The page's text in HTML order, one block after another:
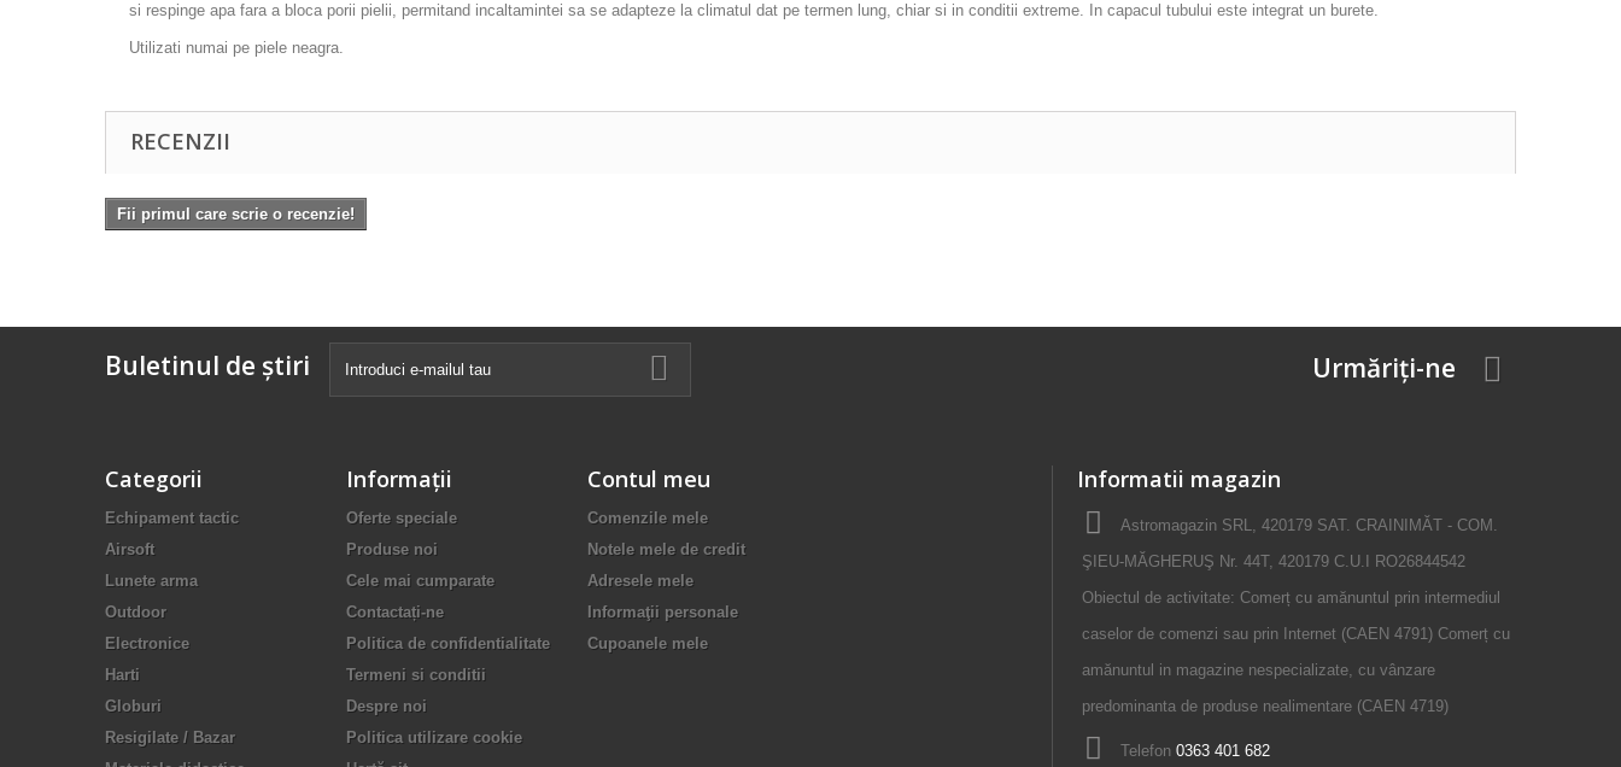
si respinge apa fara a bloca porii pielii, permitand incaltamintei sa se adapteze la climatul dat pe termen lung, chiar si in conditii extreme. In capacul tubului este integrat un burete.
Utilizati numai pe piele neagra.
RECENZII
Fii primul care scrie o recenzie!
Buletinul de știri Urmăriți-ne
Categorii
Echipament tactic
Airsoft
Lunete arma
Outdoor
Electronice
Harti
Globuri
Resigilate / Bazar
Informaţii
Oferte speciale
Produse noi
Cele mai cumparate
Contactați-ne
Politica de confidentialitate
Termeni si conditii
Despre noi
Politica utilizare cookie
Contul meu
Comenzile mele
Notele mele de credit
Adresele mele
Informaţii personale
Cupoanele mele
Informatii magazin
Astromagazin SRL, 420179 SAT. CRAINIMĂT - COM.
ŞIEU-MĂGHERUŞ Nr. 44T, 420179 C.U.I RO26844542
Obiectul de activitate: Comerț cu amănuntul prin intermediul
caselor de comenzi sau prin Internet (CAEN 4791) Comerț cu
amănuntul in magazine nespecializate, cu vânzare
predominanta de produse nealimentare (CAEN 4719)
Telefon 0363 401 682